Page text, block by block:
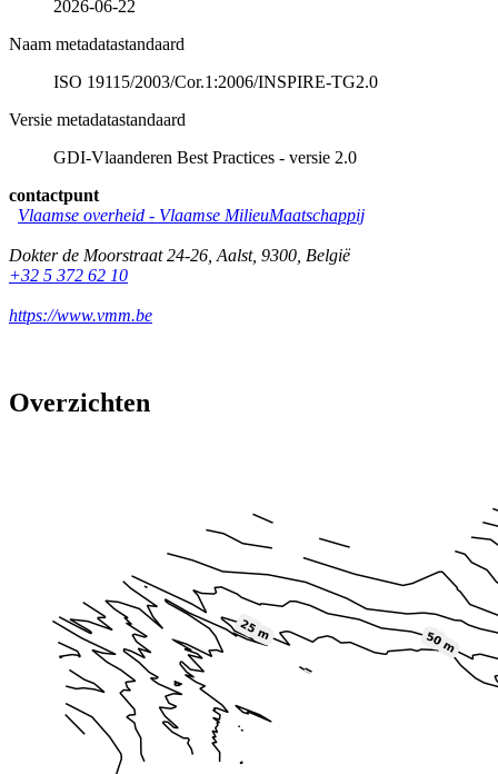
2026-06-22
Naam metadatastandaard
ISO 19115/2003/Cor.1:2006/INSPIRE-TG2.0
Versie metadatastandaard
GDI-Vlaanderen Best Practices - versie 2.0
contactpunt
Vlaamse overheid - Vlaamse MilieuMaatschappij
Dokter de Moorstraat 24-26 Aalst, 9300 België
+32 5 372 62 10
https://www.vmm.be
Overzichten